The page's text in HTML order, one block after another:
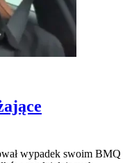
wypadek swoim BMQ